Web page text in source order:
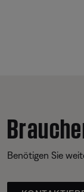
Benötigen Sie